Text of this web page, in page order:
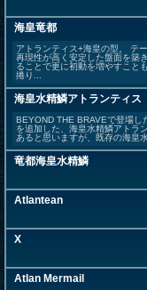
海皇竜都
アトランティス+海皇の型。 テ
再現性が高く安定した盤面を築
ることで更に初動を増やすこと
捲り...
海皇水精鱗アトランティス
BEYOND THE BRAVEで登場し
を追加した、海皇水精鱗アトラ
あると思いますが、既存の海皇
竜都海皇水精鱗
Atlantean
X
Atlan Mermail